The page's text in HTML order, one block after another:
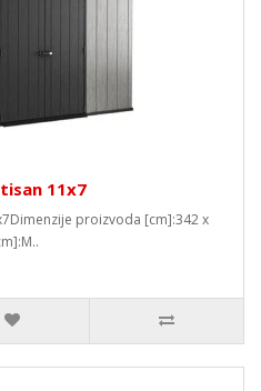
11x7
proizvoda [cm]:342 x